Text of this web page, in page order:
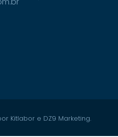
Kitlabor e DZ9 Marketing.